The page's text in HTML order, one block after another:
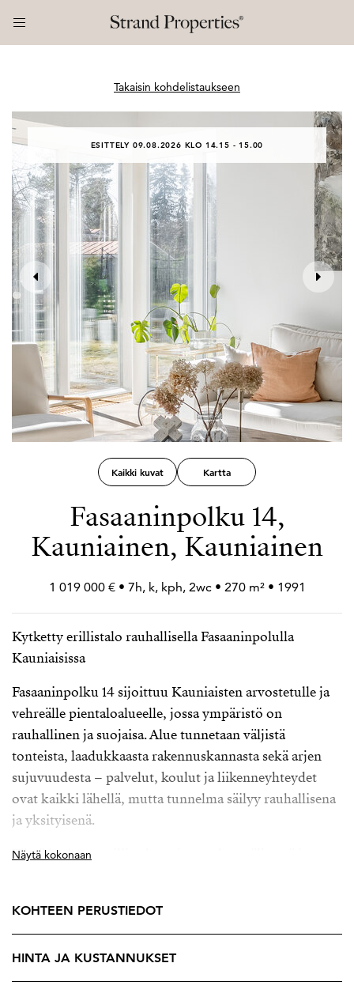
Takaisin kohdelistaukseen
ESITTELY 09.08.2026 KLO 14.15 - 15.00
Kaikki kuvat Kartta
Fasaaninpolku 14,
Kauniainen, Kauniainen
1 019 000 € • 7h, k, kph, 2wc • 270 m² • 1991
Kytketty erillistalo rauhallisella Fasaaninpolulla
Kauniaisissa
Fasaaninpolku 14 sijoittuu Kauniaisten arvostetulle ja
vehreälle pientaloalueelle, jossa ympäristö on
rauhallinen ja suojaisa. Alue tunnetaan väljistä
tonteista, laadukkaasta rakennuskannasta sekä arjen
sujuvuudesta – palvelut, koulut ja liikenneyhteydet
ovat kaikki lähellä, mutta tunnelma säilyy rauhallisena
ja yksityisenä.
Tämä kytketty erillistalo tarjoaa valoa, väljyyttä ja
luontevasti keittiön, ruokailutilan ja olohuoneen
ympärille. Keittiö on ilmeeltään hillitty ja ajaton, ja sitä
täydentävät integroidut kodinkoneet sekä toimivuutta
lisäävä saareke.
Näytä kokonaan
KOHTEEN PERUSTIEDOT
HINTA JA KUSTANNUKSET